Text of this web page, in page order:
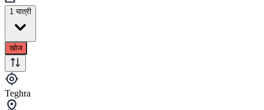
1 यात्री
खोज
Teghra